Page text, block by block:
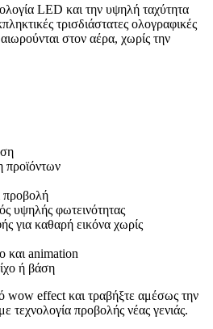
LED και την υψηλή ταχύτητα
τρισδιάστατες ολογραφικές
στον αέρα, χωρίς την
προϊόντων
προβολή
υψηλής φωτεινότητας
για καθαρή εικόνα χωρίς
και animation
ή βάση
wow effect και τραβήξτε αμέσως την
τεχνολογία προβολής νέας γενιάς.